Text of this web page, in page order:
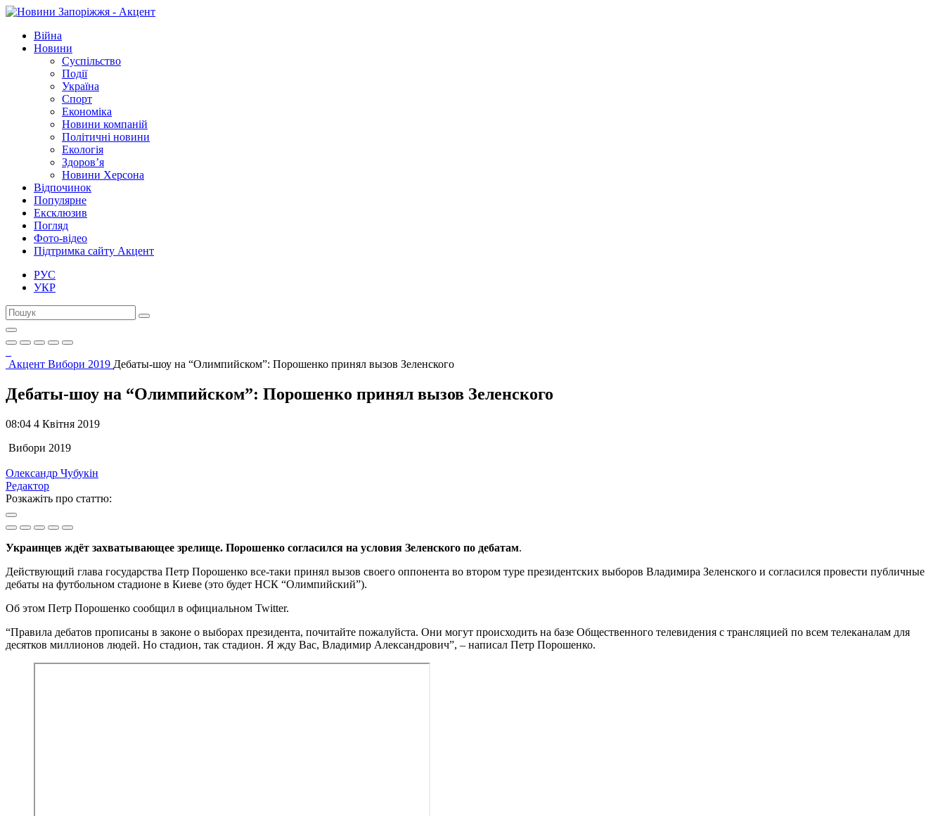
Війна
Новини
Суспільство
Події
Україна
Спорт
Економіка
Новини компаній
Політичні новини
Екологія
Здоров’я
Новини Херсона
Відпочинок
Популярне
Ексклюзив
Погляд
Фото-відео
Підтримка сайту Акцент
РУС
УКР
Акцент Вибори 2019 Дебаты-шоу на “Олимпийском”: Порошенко принял вызов Зеленского
Дебаты-шоу на “Олимпийском”: Порошенко принял вызов Зеленского
08:04 4 Квітня 2019
Вибори 2019
Олександр Чубукін
Редактор
Розкажіть про статтю:
Украинцев ждёт захватывающее зрелище. Порошенко согласился на условия Зеленского по дебатам.
Действующий глава государства Петр Порошенко все-таки принял вызов своего оппонента во втором туре президентских выборов Владимира Зеленского и согласился провести публичные
дебаты на футбольном стадионе в Киеве (это будет НСК “Олимпийский”).
Об этом Петр Порошенко сообщил в официальном Twitter.
“Правила дебатов прописаны в законе о выборах президента, почитайте пожалуйста. Они могут происходить на базе Общественного телевидения с трансляцией по всем телеканалам для
десятков миллионов людей. Но стадион, так стадион. Я жду Вас, Владимир Александрович”, – написал Петр Порошенко.